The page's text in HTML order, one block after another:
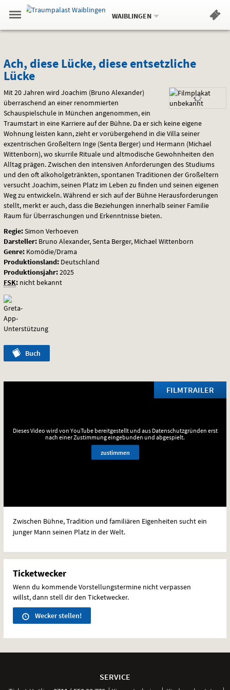
Springe
zum
,zum
.
Navigation
Gehe
zur
Standortauswahl
Standort:
WAIBLINGEN.
Hinweis
Ach,
diese
Lücke,
diese
entsetzliche
Lücke
Ach, diese Lücke, diese entsetzliche
Lücke
Mit 20 Jahren wird Joachim (Bruno Alexander)
überraschend an einer renommierten
Schauspielschule in München angenommen, ein
Traumstart in eine Karriere auf der Bühne. Da er sich keine eigene
Wohnung leisten kann, zieht er vorübergehend in die Villa seiner
exzentrischen Großeltern Inge (Senta Berger) und Hermann (Michael
Wittenborn), wo skurrile Rituale und altmodische Gewohnheiten den
Alltag prägen. Zwischen den intensiven Anforderungen des Studiums
und den oft alkoholgetränkten, spontanen Traditionen der Großeltern
versucht Joachim, seinen Platz im Leben zu finden und seinen eigenen
Weg zu entwickeln. Während er sich auf der Bühne Herausforderungen
stellt, merkt er auch, dass die Beziehungen innerhalb seiner Familie
Raum für Überraschungen und Erkenntnisse bieten.
Regie:Simon Verhoeven
Darsteller: Bruno Alexander, Senta Berger, Michael Wittenborn
Genre: Komödie/Drama
Produktionsland: Deutschland
Produktionsjahr:2025
FSK: nicht bekannt
Buch
FILMTRAILER
Dieses Video wird von YouTube bereitgestellt und aus Datenschutzgründen erst
nach einer Zustimmung eingebunden und abgespielt.
zustimmen
Zwischen Bühne, Tradition und familiären Eigenheiten sucht ein
junger Mann seinen Platz in der Welt.
Ticketwecker
Wenn du kommende Vorstellungstermine nicht verpassen
willst, dann stell dir den Ticketwecker.
Wecker stellen!
SERVICE